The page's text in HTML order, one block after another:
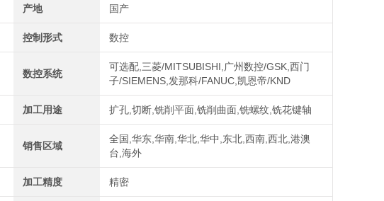
产地 国产
控制形式 数控
数控系统
可选配,三菱/MITSUBISHI,广州数控/GSK,西门
子/SIEMENS,发那科/FANUC,凯恩帝/KND
加工用途 扩孔,切断,铣削平面,铣削曲面,铣螺纹,铣花键轴
销售区域
全国,华东,华南,华北,华中,东北,西南,西北,港澳
台,海外
加工精度 精密